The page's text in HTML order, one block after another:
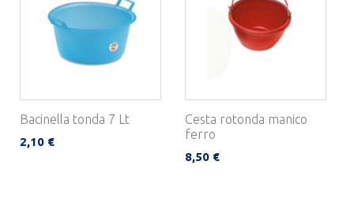
Bacinella tonda 7 Lt
2,10 €
Cesta rotonda manico
ferro
8,50 €